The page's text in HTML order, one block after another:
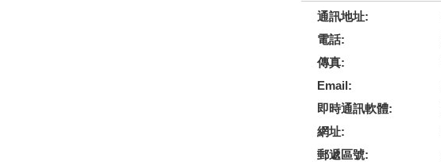
通訊地址:
電話:
傳真:
Email:
即時通訊軟體:
網址:
郵遞區號: